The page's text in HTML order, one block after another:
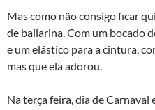
Mas como não consigo ficar
de bailarina. Com um bocado
e um elástico para a cintura,
mas que ela adorou.
Na terça feira, dia de